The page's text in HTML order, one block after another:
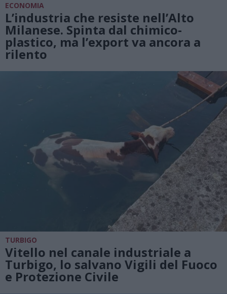
ECONOMIA
L’industria che resiste nell’Alto
Milanese. Spinta dal chimico-
plastico, ma l’export va ancora a
rilento
TURBIGO
Vitello nel canale industriale a
Turbigo, lo salvano Vigili del Fuoco
e Protezione Civile